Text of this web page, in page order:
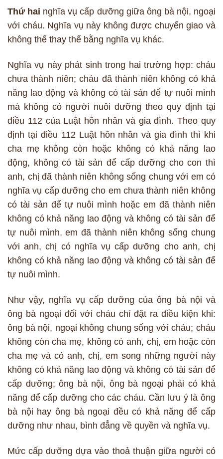
Thứ hai nghĩa vụ cấp dưỡng giữa ông bà nội, ngoại
với cháu. Nghĩa vụ này không được chuyển giao và
không thể thay thế bằng nghĩa vụ khác.
Nghĩa vụ này phát sinh trong hai trường hợp: cháu
chưa thành niên; cháu đã thành niên không có khả
năng lao động và không có tài sản để tự nuôi mình
mà không có người nuôi dưỡng theo quy định tại
điều 112 của Luật hôn nhân và gia đình. Theo quy
định tại điều 112 Luật hôn nhân và gia đình thì khi
cha mẹ không còn hoặc không có khả năng lao
động, không có tài sản để cấp dưỡng cho con thì
anh, chị đã thành niên không sống chung với em có
nghĩa vụ cấp dưỡng cho em chưa thành niên không
có tài sản để tự nuôi mình hoặc em đã thành niên
không có khả năng lao động và không có tài sản để
tự nuôi mình, em đã thành niên không sống chung
với anh, chị có nghĩa vụ cấp dưỡng cho anh, chị
không có khả năng lao động và không có tài sản để
tự nuôi mình.
Như vậy, nghĩa vụ cấp dưỡng của ông bà nội và
ông bà ngoại đối với cháu chỉ đặt ra điều kiện khi:
ông bà nội, ngoại không chung sống với cháu; cháu
không còn cha mẹ, không có anh, chị, em hoặc còn
cha mẹ và có anh, chị, em song những người này
không có khả năng lao động và không có tài sản để
cấp dưỡng; ông bà nội, ông bà ngoại phải có khả
năng để cấp dưỡng cho các cháu. Cần lưu ý là ông
bà nội hay ông bà ngoại đều có khả năng để cấp
dưỡng như nhau, bình đẳng về quyền và nghĩa vụ.
Mức cấp dưỡng dựa vào thoả thuận giữa người có